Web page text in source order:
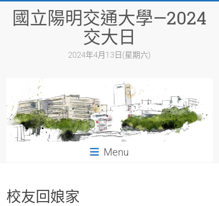
content國立陽明交通大學—2024
交大日
2024年4月13日(星期六)
Menu
校友回娘家